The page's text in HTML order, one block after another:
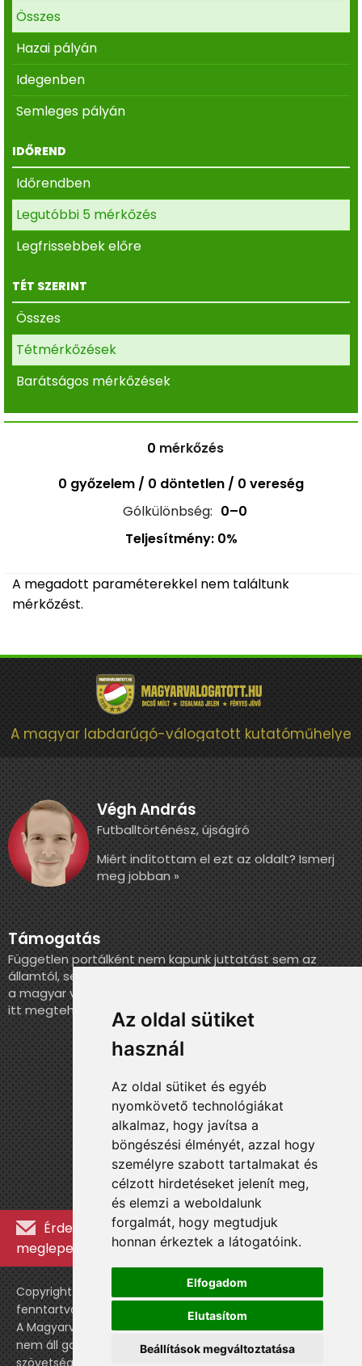
Az oldal sütiket
használ
Az oldal sütiket és egyéb
nyomkövető technológiákat
alkalmaz, hogy javítsa a
böngészési élményét, azzal hogy
személyre szabott tartalmakat és
célzott hirdetéseket jelenít meg,
és elemzi a weboldalunk
forgalmát, hogy megtudjuk
honnan érkeztek a látogatóink.
Elfogadom
Elutasítom
Beállítások megváltoztatása
Összes
Hazai pályán
Idegenben
Semleges pályán
IDŐREND
Időrendben
Legutóbbi 5 mérkőzés
Legfrissebbek előre
TÉT SZERINT
Összes
Tétmérkőzések
Barátságos mérkőzések
0 mérkőzés
0 győzelem / 0 döntetlen / 0 vereség
Gólkülönbség: 0–0
Teljesítmény: 0%
A megadott paraméterekkel nem találtunk
mérkőzést.
A magyar labdarúgó-válogatott kutatóműhelye
Végh András
Futballtörténész, újságíró
Miért indítottam el ezt az oldalt? Ismerj
meg jobban »
Támogatás
Független portálként nem kapunk juttatást sem az
államtól, sem más szervezettől. Ha szeretnél segíteni
a magyar válogatott történelmének feldolgozásában,
itt megteheted.
Érdekességekért, kulisszatitkokért és
meglepetésekért iratkozz fel a hírlevélre »
Copyright © WebshopLady 2007-2026 Minden jog
fenntartva, kivéve a külön feltüntetett esetekben.
A Magyarvalogatott.hu egy nemhivatalos történeti oldal,
nem áll gazdasági kapcsolatban a labdarúgó
szövetséggel vagy a válogatott stábjával.